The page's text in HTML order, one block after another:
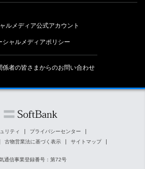
課題）
ブ
ルメディア公式アカウント
シャルメディアポリシー
係者の皆さまからのお問い合わせ
リティ
プライバシーセンター
古物営業法に基づく表示 サイトマップ
通信事業登録番号：第72号